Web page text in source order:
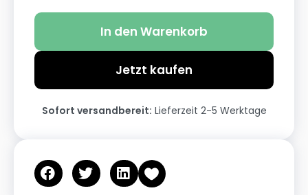
In den Warenkorb
Jetzt kaufen
Sofort versandbereit: Lieferzeit 2-5 Werktage